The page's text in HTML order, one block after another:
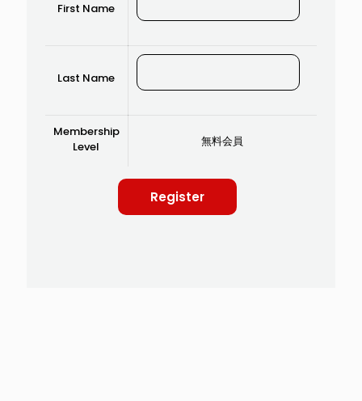
First Name
Last Name
Membership
Level
無料会員